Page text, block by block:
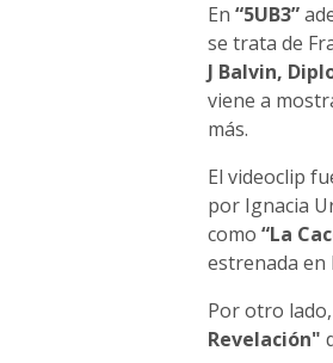
En “5UB3”
se trata de
J Balvin,
viene a
más.
El videoclip
por Ignacia
como “La
estrenada en
Por otro lado,
Revelación"